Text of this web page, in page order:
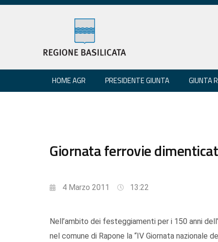
HOME AGR PRESIDENTE GIUNTA GIUNTA
Giornata ferrovie
4 Marzo 2011 13:22
Nell’ambito dei festeggiamenti per i 150 anni
nel comune di Rapone la “IV Giornata nazionale